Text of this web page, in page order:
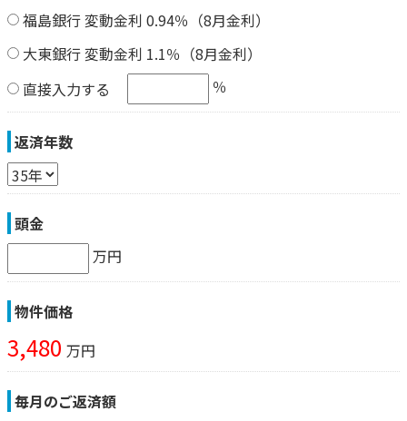
福島銀行 変動金利 0.94％（8月金利）
大東銀行 変動金利 1.1％（8月金利）
直接入力する
％
返済年数
頭金
万円
物件価格
3,480 万円
毎月のご返済額